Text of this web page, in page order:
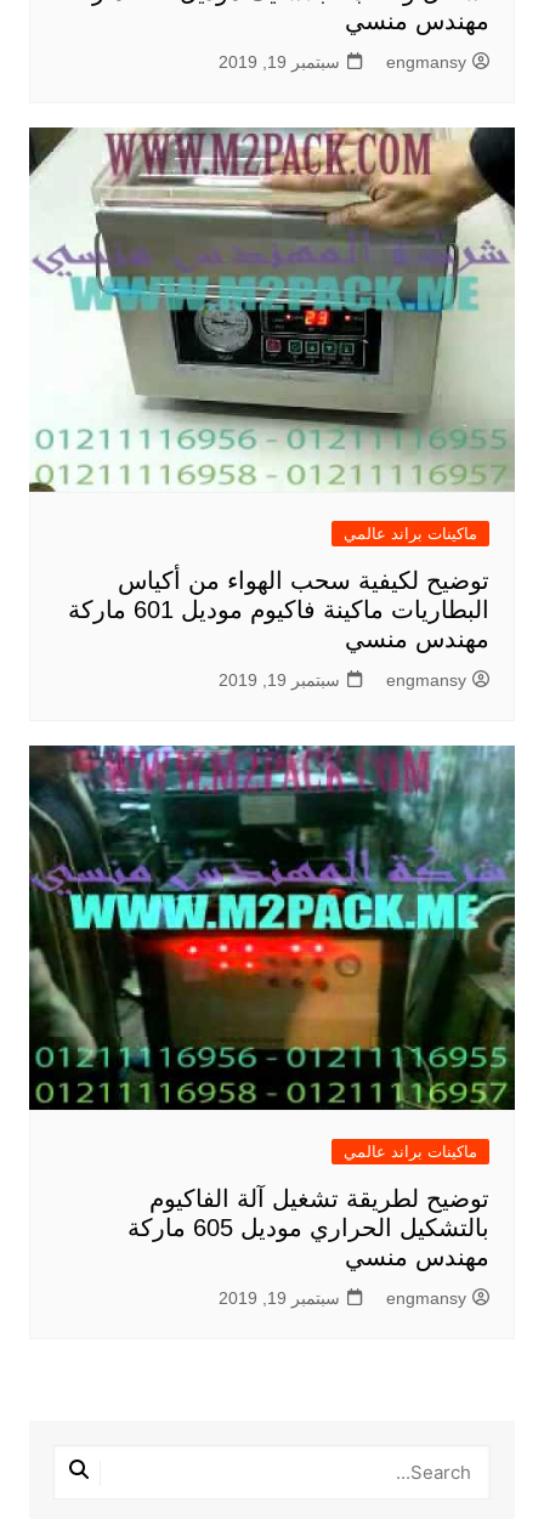
مهندس منسي
engmansy سبتمبر 19, 2019
ماكينات براند عالمي
توضيح لكيفية سحب الهواء من أكياس
البطاريات ماكينة فاكيوم موديل 601 ماركة
مهندس منسي
engmansy سبتمبر 19, 2019
ماكينات براند عالمي
توضيح لطريقة تشغيل آلة الفاكيوم
بالتشكيل الحراري موديل 605 ماركة
مهندس منسي
engmansy سبتمبر 19, 2019